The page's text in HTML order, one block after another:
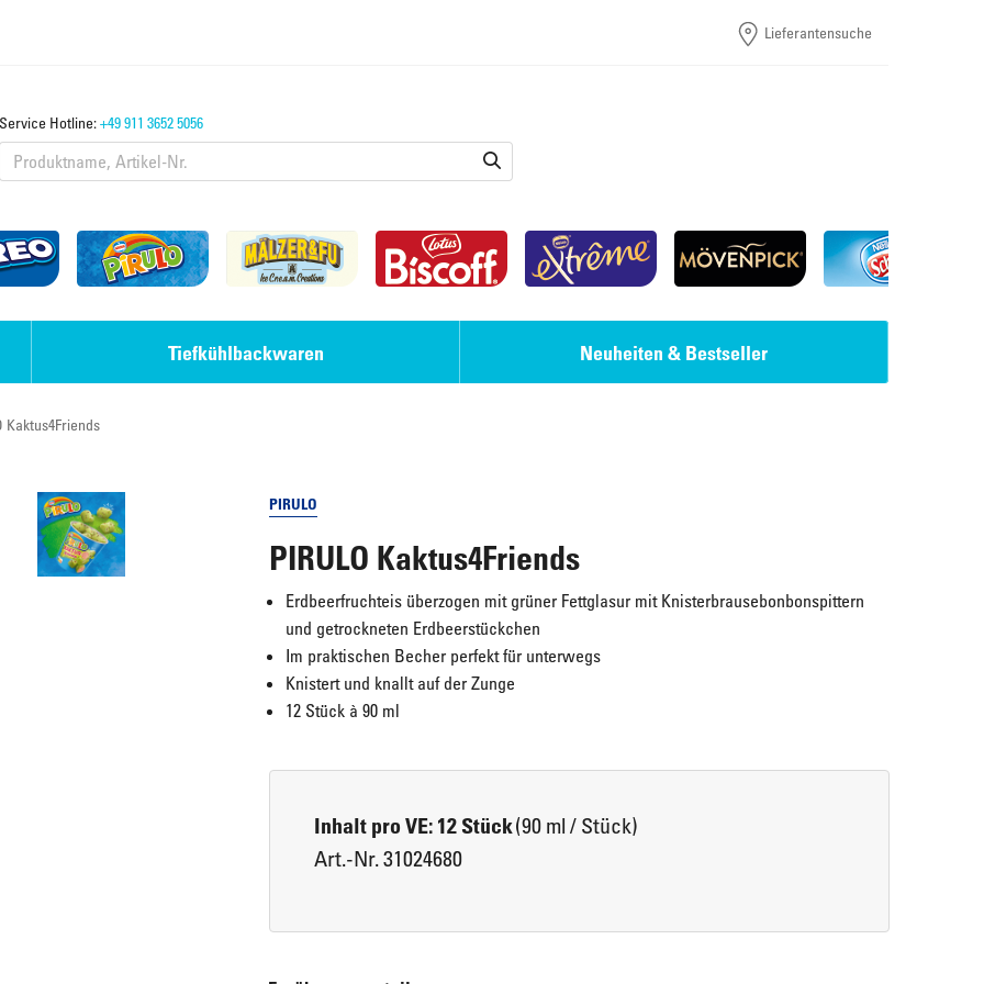
Lieferantensuche
Service Hotline:+49 911 3652 5056
Eiswürfel & Crushed Eis
Lotus Biscoff
Tiefkühlbackwaren
Brot, Brötchen & Baguettes
Pikante Snacks
Kirsch-Vanille-Tasche
Neuheiten & Bestseller
Kaktus4Friends
PIRULO
PIRULO Kaktus4Friends
Erdbeerfruchteis überzogen mit grüner Fettglasur mit Knisterbrausebonbonspittern
und getrockneten Erdbeerstückchen
Im praktischen Becher perfekt für unterwegs
Knistert und knallt auf der Zunge
12 Stück à 90 ml
Inhalt pro VE: 12 Stück(90 ml / Stück)
Art.-Nr. 31024680